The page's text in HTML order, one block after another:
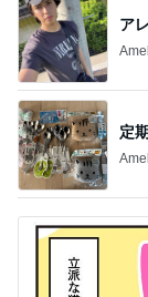
ア
定